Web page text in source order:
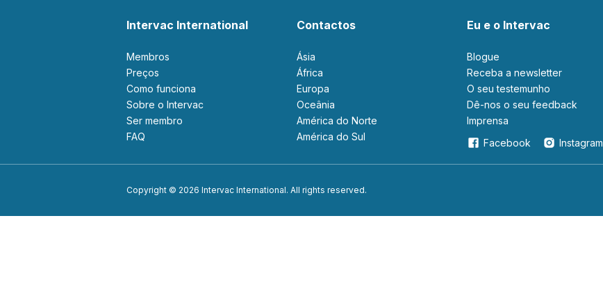
Intervac International
Membros
Preços
Como funciona
Sobre o Intervac
Ser membro
FAQ
Contactos
Ásia
África
Europa
Oceânia
América do Norte
América do Sul
Eu e o Intervac
Blogue
Receba a newsletter
O seu testemunho
Dê-nos o seu feedback
Imprensa
Facebook
Instagram
Copyright © 2026 Intervac International. All rights reserved.